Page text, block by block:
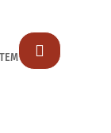
ΤΕΜ 